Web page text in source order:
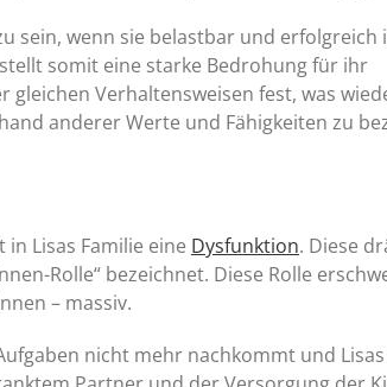
sein, wenn sie belastbar und erfolgreich
somit eine starke Bedrohung für ihr
Verhaltensweisen fest, was
anderer Werte und Fähigkeiten zu
Lisas Familie eine Dysfunktion. Diese
Rolle“ bezeichnet. Diese Rolle
– massiv.
nicht mehr nachkommt und